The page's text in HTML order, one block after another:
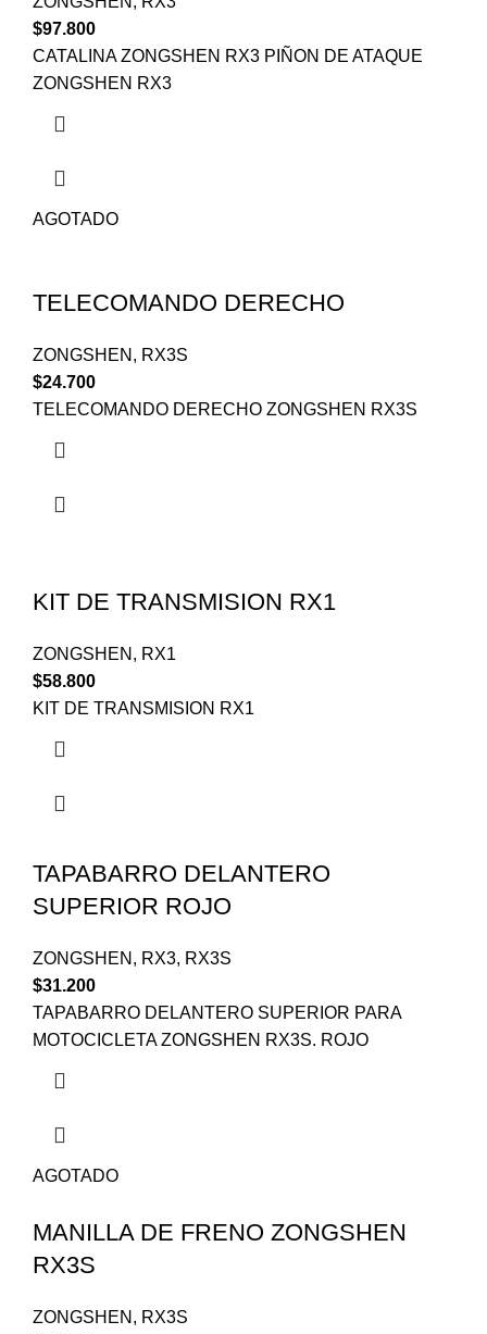
$97.800
CATALINA ZONGSHEN RX3 PIÑON DE ATAQUE
ZONGSHEN RX3
AGOTADO
TELECOMANDO DERECHO
ZONGSHEN , RX3S
$24.700
TELECOMANDO DERECHO ZONGSHEN RX3S
KIT DE TRANSMISION RX1
ZONGSHEN , RX1
$58.800
KIT DE TRANSMISION RX1
TAPABARRO DELANTERO
SUPERIOR ROJO
ZONGSHEN , RX3, RX3S
$31.200
TAPABARRO DELANTERO SUPERIOR PARA
MOTOCICLETA ZONGSHEN RX3S. ROJO
AGOTADO
MANILLA DE FRENO ZONGSHEN
RX3S
ZONGSHEN , RX3S